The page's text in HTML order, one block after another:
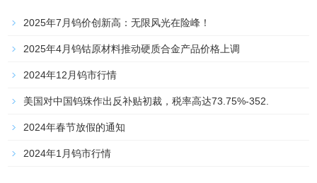
2025年7月钨价创新高：无限风光在险峰！
2025年4月钨钴原材料推动硬质合金产品价格上调
2024年12月钨市行情
美国对中国钨珠作出反补贴初裁，税率高达73.75%-352.
2024年春节放假的通知
2024年1月钨市行情